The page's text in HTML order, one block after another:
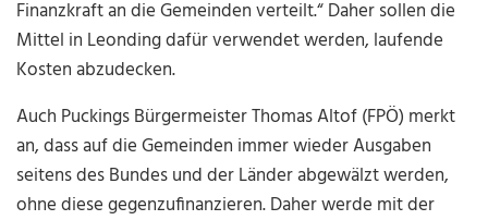
Finanzkraft an die Gemeinden verteilt.“ Daher sollen die
Mittel in Leonding dafür verwendet werden, laufende
Kosten abzudecken.
Auch Puckings Bürgermeister Thomas Altof (FPÖ) merkt
an, dass auf die Gemeinden immer wieder Ausgaben
seitens des Bundes und der Länder abgewälzt werden,
ohne diese gegenzufinanzieren. Daher werde mit der